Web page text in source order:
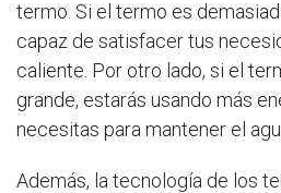
termo. Si el termo es
capaz de satisfacer tus
caliente. Por otro lado, si el
grande, estarás usando más
necesitas para mantener el
Además, la tecnología de los